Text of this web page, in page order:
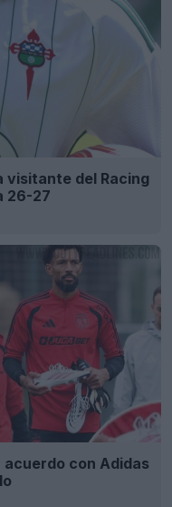
visitante del Racing
26-27
con Adidas